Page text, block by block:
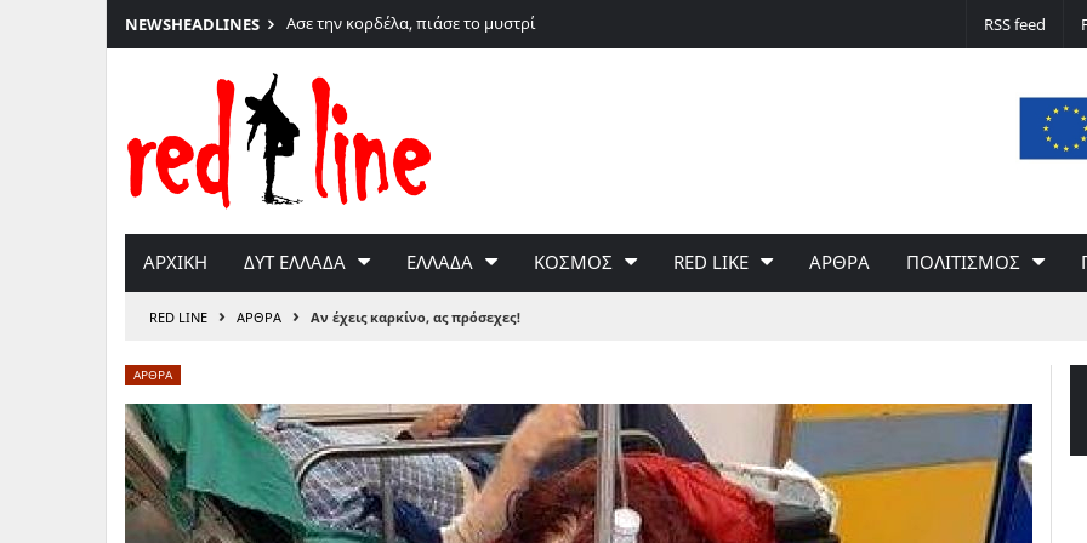
Μετάβαση
στο
περιεχόμενο
NEWSHEADLINES Ασε την κορδέλα, πιάσε το μυστρί
Δε φταίει ο άνεμος… Φταίει η πολιτική
του Γιώργου Σαχίνη
RSS feed
ΑΡΧΙΚΗ ΔΥΤ ΕΛΛΑΔΑ ΕΛΛΑΔΑ ΚΟΣΜΟΣ RED LIKE ΑΡΘΡΑ ΠΟΛΙΤΙΣΜΟΣ
RED LINE › ΑΡΘΡΑ › Αν έχεις καρκίνο, ας πρόσεχες!
ΑΡΘΡΑ